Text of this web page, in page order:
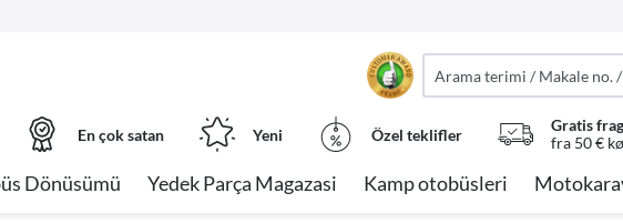
En çok satan Yeni Özel teklifler
Gratis
fra 50 €
Dönüsümü Yedek Parça Magazasi Kamp otobüsleri